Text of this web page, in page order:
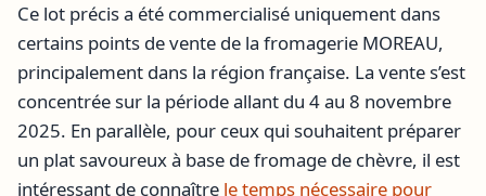
Ce lot précis a été commercialisé uniquement dans
certains points de vente de la fromagerie MOREAU,
principalement dans la région française. La vente s’est
concentrée sur la période allant du 4 au 8 novembre
2025. En parallèle, pour ceux qui souhaitent préparer
un plat savoureux à base de fromage de chèvre, il est
intéressant de connaître le temps nécessaire pour